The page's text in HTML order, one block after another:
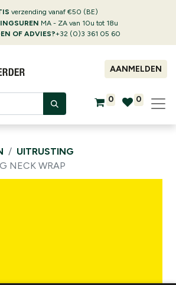
verzending vanaf €50 (BE)
MA - ZA van 10u tot 18u
OF ADVIES?+32 (0)3 361 05 60
AANMELDEN
0 0
UITRUSTING
NECK WRAP